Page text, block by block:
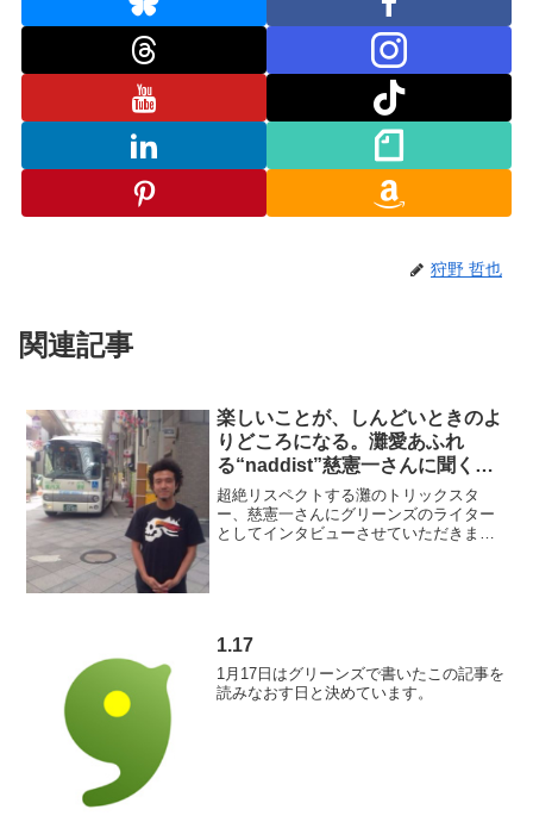
狩野 哲也
関連記事
楽しいことが、しんどいときのよ
りどころになる。灘愛あふれ
る“naddist”慈憲一さんに聞く
「”まちあそび”と復興のこと」
超絶リスペクトする灘のトリックスタ
ー、慈憲一さんにグリーンズのライター
としてインタビューさせていただきまし
1.17
1月17日はグリーンズで書いたこの記事を
読みなおす日と決めています。